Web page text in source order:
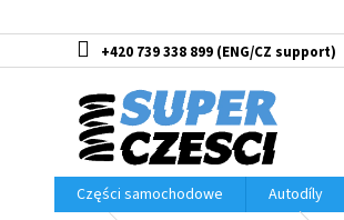
+420 739 338 899
Części samochodowe
Autodíly